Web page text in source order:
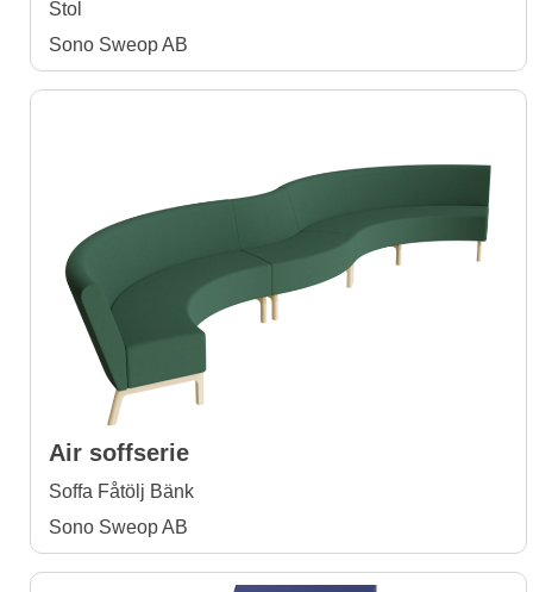
Stol
Sono Sweop AB
Air soffserie
Soffa Fåtölj Bänk
Sono Sweop AB